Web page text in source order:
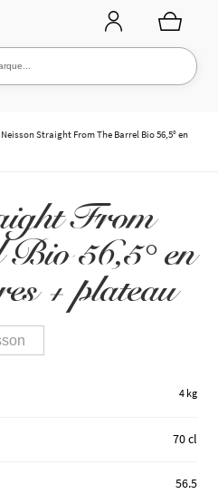
Rechercher
Neisson Straight From The Barrel Bio 56,5° en
From
56,5° en
+ plateau
4 kg
70 cl
56.5